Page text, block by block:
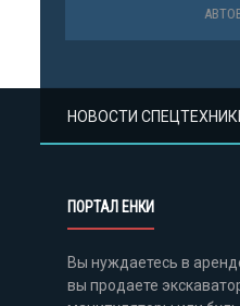
НОВОСТИ
ПОРТАЛ ЕНКИ
Вы нуждаетесь в
вы продаете